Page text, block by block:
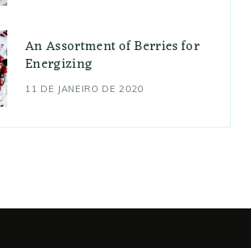
An Assortment of Berries for
Energizing
11 DE JANEIRO DE 2020